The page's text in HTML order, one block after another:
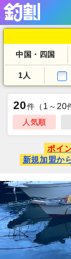
中国・四国
1人
20件 （ 1 ～ 20
人気順
ポイ
新規加盟か